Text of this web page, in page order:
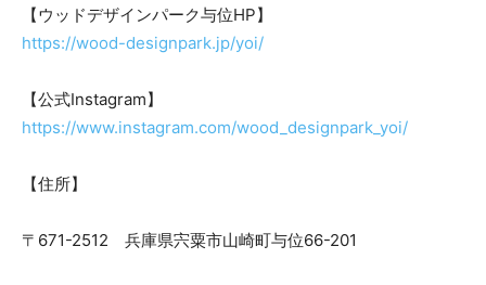
【ウッドデザインパーク与位HP】
https://wood-designpark.jp/yoi/
【公式Instagram】
https://www.instagram.com/wood_designpark_yoi/
【住所】
〒671-2512 兵庫県宍粟市山崎町与位66-201